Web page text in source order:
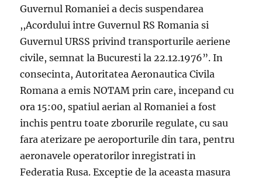
Guvernul Romaniei a decis suspendarea
,,Acordului intre Guvernul RS Romania si
Guvernul URSS privind transporturile aeriene
civile, semnat la Bucuresti la 22.12.1976”. In
consecinta, Autoritatea Aeronautica Civila
Romana a emis NOTAM prin care, incepand cu
ora 15:00, spatiul aerian al Romaniei a fost
inchis pentru toate zborurile regulate, cu sau
fara aterizare pe aeroporturile din tara, pentru
aeronavele operatorilor inregistrati in
Federatia Rusa. Exceptie de la aceasta masura